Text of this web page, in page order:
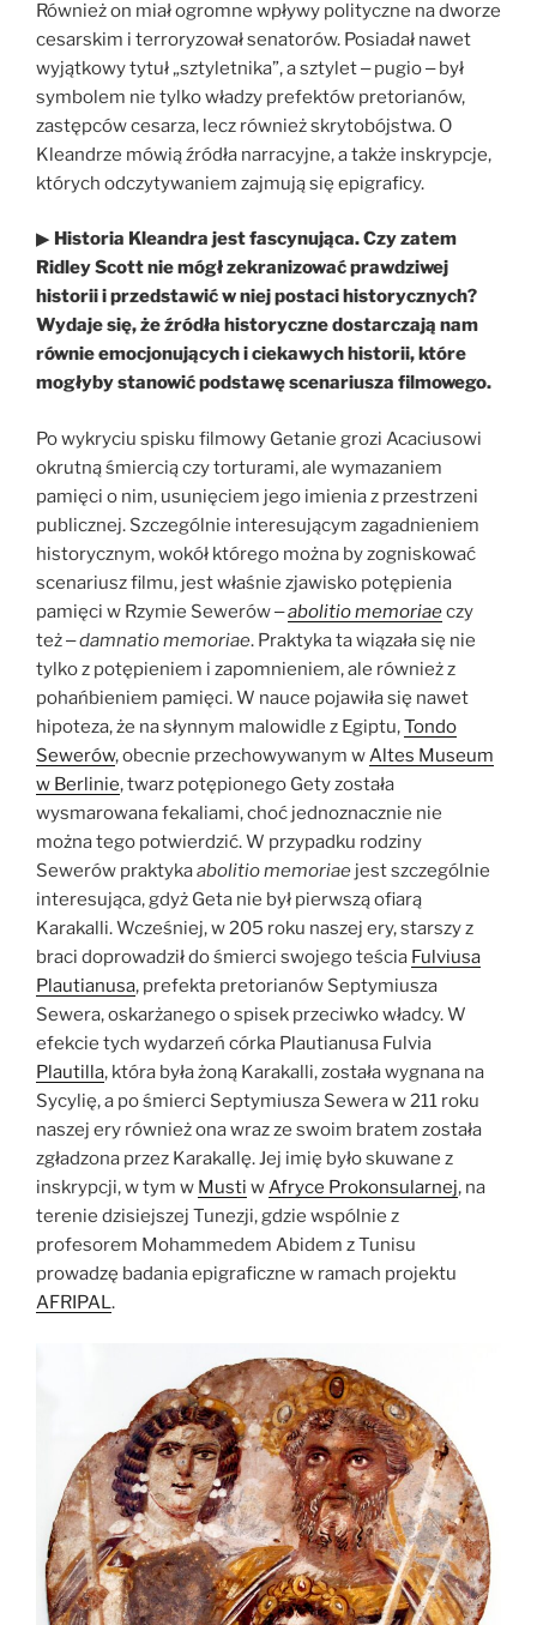
Również on miał ogromne wpływy polityczne na dworze
cesarskim i terroryzował senatorów. Posiadał nawet
wyjątkowy tytuł „sztyletnika”, a sztylet ‒ pugio ‒ był
symbolem nie tylko władzy prefektów pretorianów,
zastępców cesarza, lecz również skrytobójstwa. O
Kleandrze mówią źródła narracyjne, a także inskrypcje,
których odczytywaniem zajmują się epigraficy.
▶ Historia Kleandra jest fascynująca. Czy zatem
Ridley Scott nie mógł zekranizować prawdziwej
historii i przedstawić w niej postaci historycznych?
Wydaje się, że źródła historyczne dostarczają nam
równie emocjonujących i ciekawych historii, które
mogłyby stanowić podstawę scenariusza filmowego.
Po wykryciu spisku filmowy Getanie grozi Acaciusowi
okrutną śmiercią czy torturami, ale wymazaniem
pamięci o nim, usunięciem jego imienia z przestrzeni
publicznej. Szczególnie interesującym zagadnieniem
historycznym, wokół którego można by zogniskować
scenariusz filmu, jest właśnie zjawisko potępienia
pamięci w Rzymie Sewerów ‒abolitio memoriaeczy
też ‒damnatio memoriae. Praktyka ta wiązała się nie
tylko z potępieniem i zapomnieniem, ale również z
pohańbieniem pamięci. W nauce pojawiła się nawet
hipoteza, że na słynnym malowidle z Egiptu,Tondo
Sewerów, obecnie przechowywanym wAltes Museum
w Berlinie, twarz potępionego Gety została
wysmarowana fekaliami, choć jednoznacznie nie
można tego potwierdzić. W przypadku rodziny
Sewerów praktykaabolitio memoriae jest szczególnie
interesująca, gdyż Geta nie był pierwszą ofiarą
Karakalli. Wcześniej, w 205 roku naszej ery, starszy z
braci doprowadził do śmierci swojego teścia Fulviusa
Plautianusa, prefekta pretorianów Septymiusza
Sewera, oskarżanego o spisek przeciwko władcy. W
efekcie tych wydarzeń córka Plautianusa Fulvia
Plautilla, która była żoną Karakalli, została wygnana na
Sycylię, a po śmierci Septymiusza Sewera w 211 roku
naszej ery również ona wraz ze swoim bratem została
zgładzona przez Karakallę. Jej imię było skuwane z
inskrypcji, w tym w Musti wAfryce Prokonsularnej, na
terenie dzisiejszej Tunezji, gdzie wspólnie z
profesorem Mohammedem Abidem z Tunisu
prowadzę badania epigraficzne w ramach projektu
AFRIPAL.